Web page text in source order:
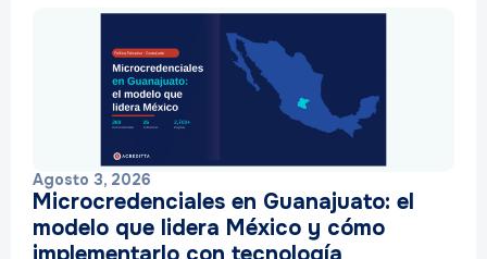
Agosto 3, 2026
Microcredenciales en Guanajuato: el
modelo que lidera México y cómo